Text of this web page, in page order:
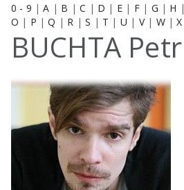
0 - 9 |A | B |C | D | E | F| G | H |
O | P |Q | R |S | T | U | V| W|X
BUCHTA Petr